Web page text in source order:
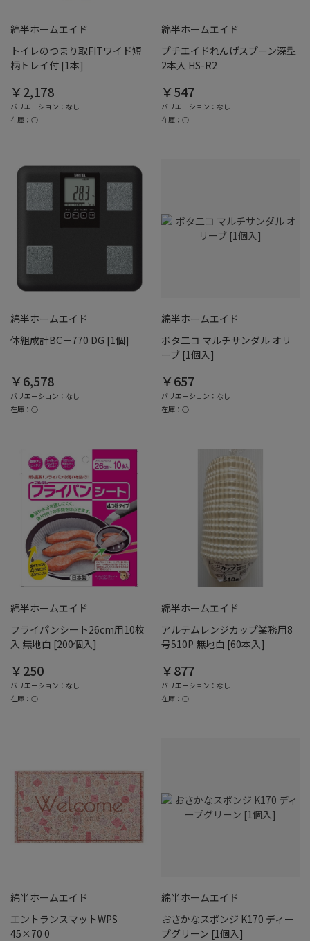
綿半ホームエイド
トイレのつまり取FITワイド短
柄トレイ付 [1本]
￥2,178
バリエーション：なし
在庫：○
綿半ホームエイド
プチエイドれんげスプーン深型
2本入 HS-R2
￥547
バリエーション：なし
在庫：○
綿半ホームエイド
体組成計BC－770 DG [1個]
￥6,578
バリエーション：なし
在庫：○
綿半ホームエイド
ボタ二コ マルチサンダル オリ
ーブ [1個入]
￥657
バリエーション：なし
在庫：○
綿半ホームエイド
フライパンシート26cm用10枚
入 無地白 [200個入]
￥250
バリエーション：なし
在庫：○
綿半ホームエイド
アルテムレンジカップ業務用8
号510P 無地白 [60本入]
￥877
バリエーション：なし
在庫：○
綿半ホームエイド
エントランスマットWPS
45×70 0
綿半ホームエイド
おさかなスポンジ K170 ディー
プグリーン [1個入]